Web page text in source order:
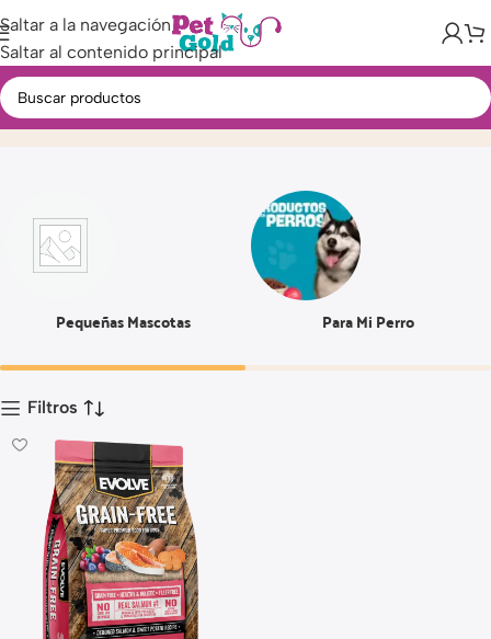
Saltar a la navegación
Saltar al contenido principal
12 LBSInicio Producto
Pequeñas Mascotas Para Mi Perro
Filtros